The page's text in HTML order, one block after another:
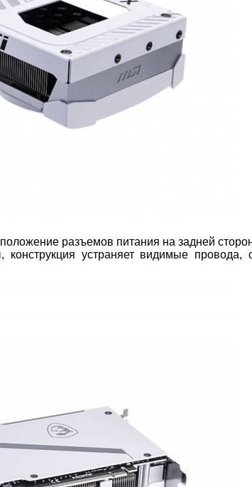
разъемов питания на задней
устраняет видимые провода,